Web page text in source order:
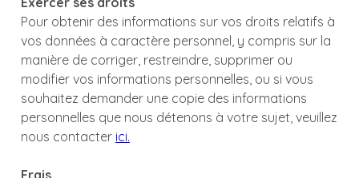
Pour obtenir des informations sur vos droits relatifs à
vos données à caractère personnel, y compris sur la
manière de corriger, restreindre, supprimer ou
modifier vos informations personnelles, ou si vous
souhaitez demander une copie des informations
personnelles que nous détenons à votre sujet, veuillez
nous contacter ici.